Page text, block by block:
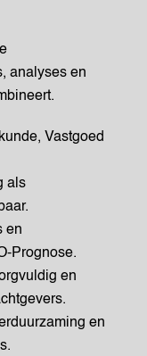
analyses en
Vastgoed
als
en
Prognose.
en
en